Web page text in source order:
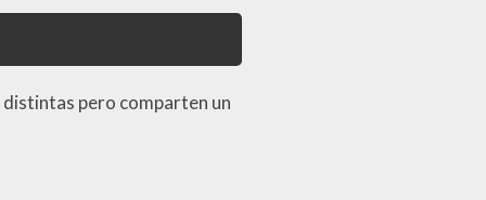
pero comparten un